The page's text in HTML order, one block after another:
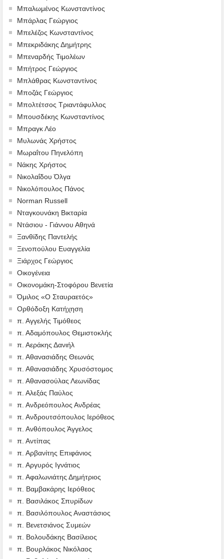
Μπαλωμένος Κωνσταντίνος
Μπάρλας Γεώργιος
Μπελέζος Κωνσταντίνος
Μπεκριδάκης Δημήτρης
Μπεναρδής Τιμολέων
Μπήτρος Γεώργιος
Μπλάθρας Κωνσταντίνος
Μποζάς Γεώργιος
Μπολτέτσος Τριαντάφυλλος
Μπουσδέκης Κωνσταντίνος
Μπραγκ Λέο
Μυλωνάς Χρήστος
Μωραΐτου Πηνελόπη
Νάκης Χρήστος
Νικολαΐδου Όλγα
Νικολόπουλος Πάνος
Norman Russell
Νταγκουνάκη Βικταρία
Ντάσιου - Γιάννου Αθηνά
Ξανθίδης Παντελής
Ξενοπούλου Ευαγγελία
Ξιάρχος Γεώργιος
Οικογένεια
Οικονομάκη-Στοφόρου Βενετία
Όμιλος «Ο Σταυραετός»
Ορθόδοξη Κατήχηση
π. Αγγελής Τιμόθεος
π. Αδαμόπουλος Θεμιστοκλής
π. Αεράκης Δανιήλ
π. Αθανασιάδης Θεωνάς
π. Αθανασιάδης Χρυσόστομος
π. Αθανασούλας Λεωνίδας
π. Αλεξάς Παύλος
π. Ανδρεόπουλος Ανδρέας
π. Ανδρουτσόπουλος Ιερόθεος
π. Ανθόπουλος Άγγελος
π. Αντίπας
π. Αρβανίτης Επιφάνιος
π. Αργυρός Ιγνάτιος
π. Αφαλωνιάτης Δημήτριος
π. Βαμβακάρης Ιερόθεος
π. Βασιλάκος Σπυρίδων
π. Βασιλόπουλος Αναστάσιος
π. Βενετσιάνος Συμεών
π. Βολουδάκης Βασίλειος
π. Βουρλάκος Νικόλαος